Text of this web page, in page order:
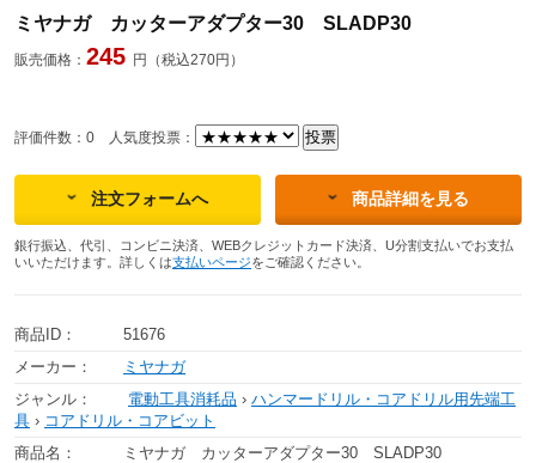
ミヤナガ カッターアダプター30 SLADP30
販売価格： 245 円（税込270円）
評価件数：0 人気度投票：
注文フォームへ 商品詳細を見る
銀行振込、代引、コンビニ決済、WEBクレジットカード決済、U分割支払いでお支払
いいただけます。詳しくは支払いページをご確認ください。
商品ID：
51676
メーカー：
ミヤナガ
ジャンル：
電動工具消耗品 › ハンマードリル・コアドリル用先端工
具 › コアドリル・コアビット
商品名：
ミヤナガ カッターアダプター30 SLADP30